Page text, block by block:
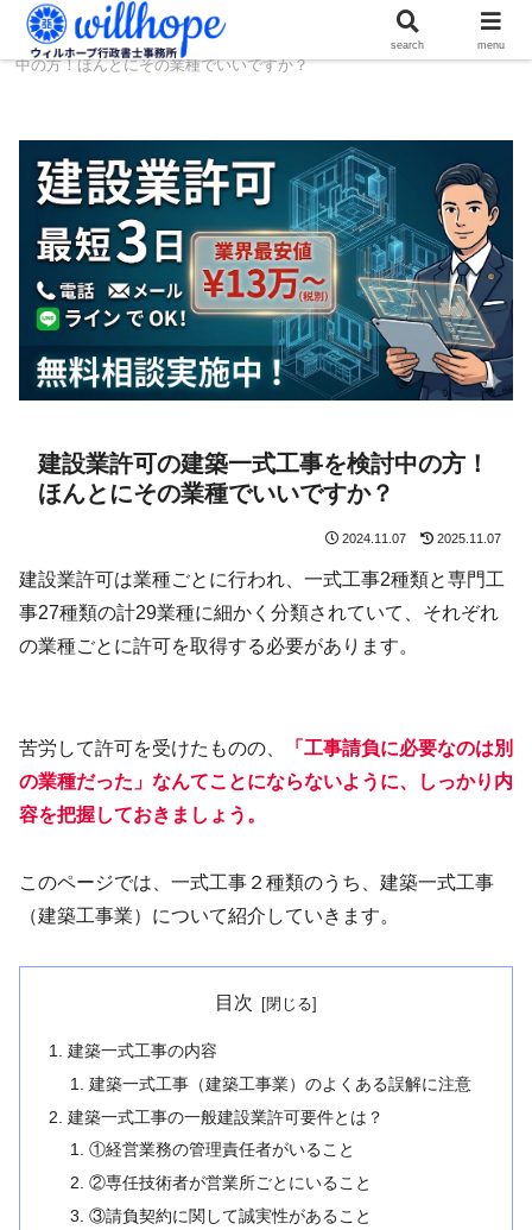
ホーム 建設コラム
建設業許可の建築一式工事を検討
中の方！ほんとにその業種でいいですか？
建設業許可の建築一式工事を検討中の方！
ほんとにその業種でいいですか？
2024.11.07 2025.11.07
建設業許可は業種ごとに行われ、一式工事2種類と専門工
事27種類の計29業種に細かく分類されていて、それぞれ
の業種ごとに許可を取得する必要があります。
苦労して許可を受けたものの、
「工事請負に必要なのは別
の業種だった」なんてことにならないように、しっかり内
容を把握しておきましょう。
このページでは、一式工事２種類のうち、建築一式工事
（建築工事業）について紹介していきます。
目次
建築一式工事の内容
建築一式工事（建築工事業）のよくある誤解に注意
建築一式工事の一般建設業許可要件とは？
①経営業務の管理責任者がいること
②専任技術者が営業所ごとにいること
③請負契約に関して誠実性があること
search menu